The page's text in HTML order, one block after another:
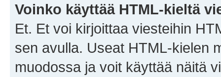
Voinko käyttää HTML-kieltä
Et. Et voi kirjoittaa viesteihin
sen avulla. Useat HTML-kielen
muodossa ja voit käyttää näitä